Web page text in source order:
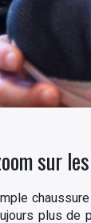
sur
plus de